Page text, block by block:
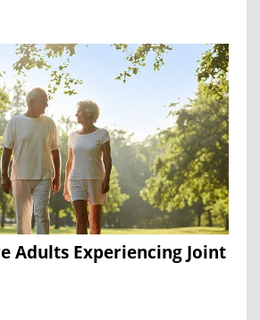
Adults Experiencing Joint